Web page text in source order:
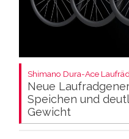
Shimano Dura-Ace
Neue
Speichen und
Gewicht